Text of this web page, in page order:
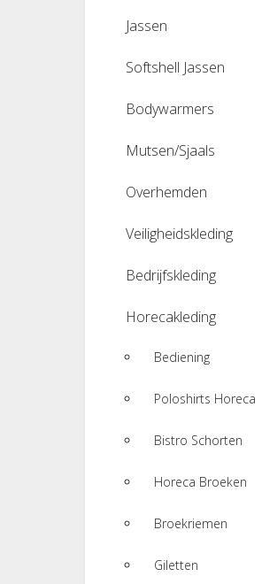
Jassen
Softshell Jassen
Bodywarmers
Mutsen/Sjaals
Overhemden
Veiligheidskleding
Bedrijfskleding
Horecakleding
Bediening
Poloshirts Horeca
Bistro Schorten
Horeca Broeken
Broekriemen
Giletten